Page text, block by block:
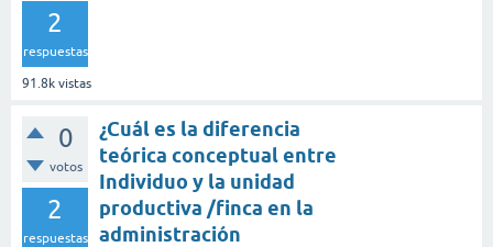
2
respuestas
91.8k vistas
0
votos
2
respuestas
¿Cuál es la diferencia
teórica conceptual entre
Individuo y la unidad
productiva /finca en la
administración